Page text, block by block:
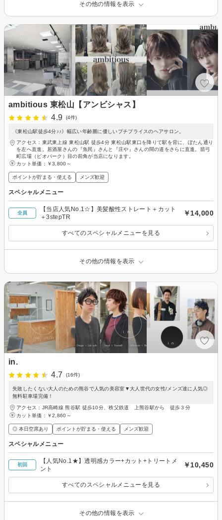
その他の情報を表示
ambitious 東松山【アンビシャス】
4.9
(4件)
《東松山駅徒歩4分♪♪》幅広い年齢層に優しいプチプライスのヘアサロン。
アクセス：東武東上線 東松山駅 徒歩4分 東松山駅東口を降りて駅を背に、ぼたん通り
を左へ直進。居酒屋さんの『魚民』さんと『庄や』さんの間の道をさらに直進。箭弓
町広場（ピオパーク）目の前角が当店になります。
カット単価： ￥3,800～
ポイントが貯まる・使える メンズ歓迎
スペシャルメニュー
全員
【当店人気No.1☆】美髪酸性ストレート＋カット
＋3stepTR
￥14,000
すべてのスペシャルメニューを見る
その他の情報を表示
in.
4.7
(16件)
失敗したくない大人のための熊谷で人気の美容室▼大人世代の女性/メンズ達に人気◎
無料駐車場完備！
アクセス：JR高崎線 熊谷駅 徒歩10分、秩父鉄道 上熊谷駅から 徒歩３分
カット単価： ￥2,860～
◎ 本日空席あり ポイントが貯まる・使える メンズ歓迎
スペシャルメニュー
初回
【人気No.1★】透明感カラー+カット+トリートメ
ント
￥10,450
すべてのスペシャルメニューを見る
その他の情報を表示